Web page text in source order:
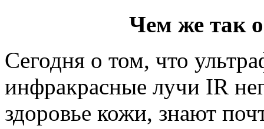
Чем же так
Сегодня о том, что
инфракрасные лучи IR
здоровье кожи, знают